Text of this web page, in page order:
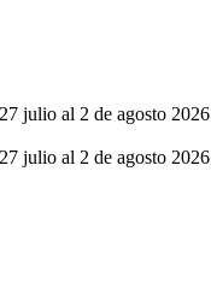
julio al 2 de agosto 2026
julio al 2 de agosto 2026